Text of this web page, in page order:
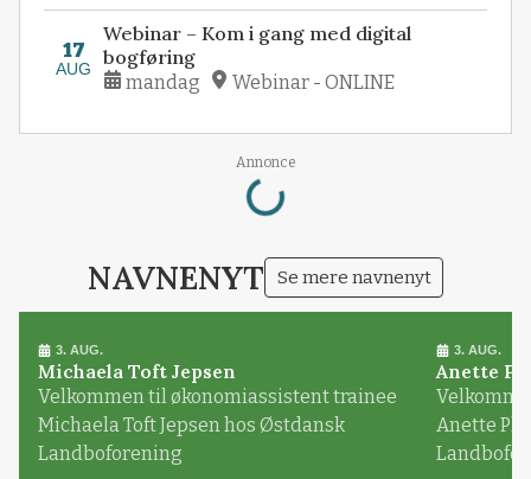
17
AUG
Webinar – Kom i gang med digital
bogføring
mandag Webinar - ONLINE
Annonce
Loading...
NAVNENYT Se mere navnenyt
3. AUG.
Michaela Toft Jepsen
Velkommen til økonomiassistent trainee
Michaela Toft Jepsen hos Østdansk
Landboforening
3. AUG.
Anette
Anette